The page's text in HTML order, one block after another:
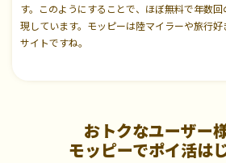
す。このようにすることで、ほぼ無料で年数
現しています。モッピーは陸マイラーや旅行
サイトですね。
おトクなユーザー
モッピーでポイ活は